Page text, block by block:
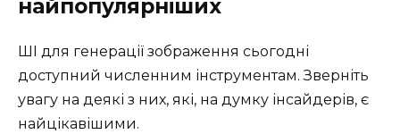
найпопулярніших
ШІ для генерації зображення сьогодні
доступний численним інструментам. Зверніть
увагу на деякі з них, які, на думку інсайдерів, є
найцікавішими.